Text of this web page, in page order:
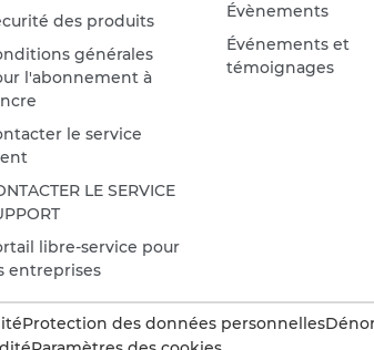
des produits
générales
l'abonnement à
le service
LE SERVICE
libre-service pour
entreprises
Évènements
Événements et
témoignages
Protection des données personnelles